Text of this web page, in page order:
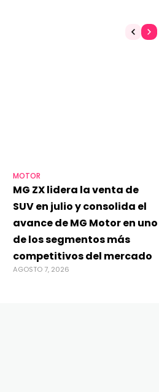
MOTOR
MG ZX lidera la venta de
SUV en julio y consolida el
avance de MG Motor en uno
de los segmentos más
competitivos del mercado
AGOSTO 7, 2026